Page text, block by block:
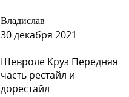
Владислав
30 декабря 2021
Шевроле Круз Передняя
часть рестайл и
дорестайл